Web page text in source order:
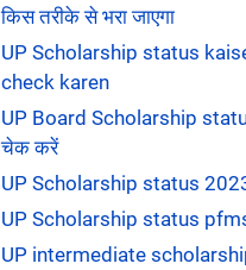
किस तरीके से भरा जाएगा
UP Scholarship status
check karen
UP Board Scholarship
चेक करें
UP Scholarship status
UP Scholarship status
UP intermediate